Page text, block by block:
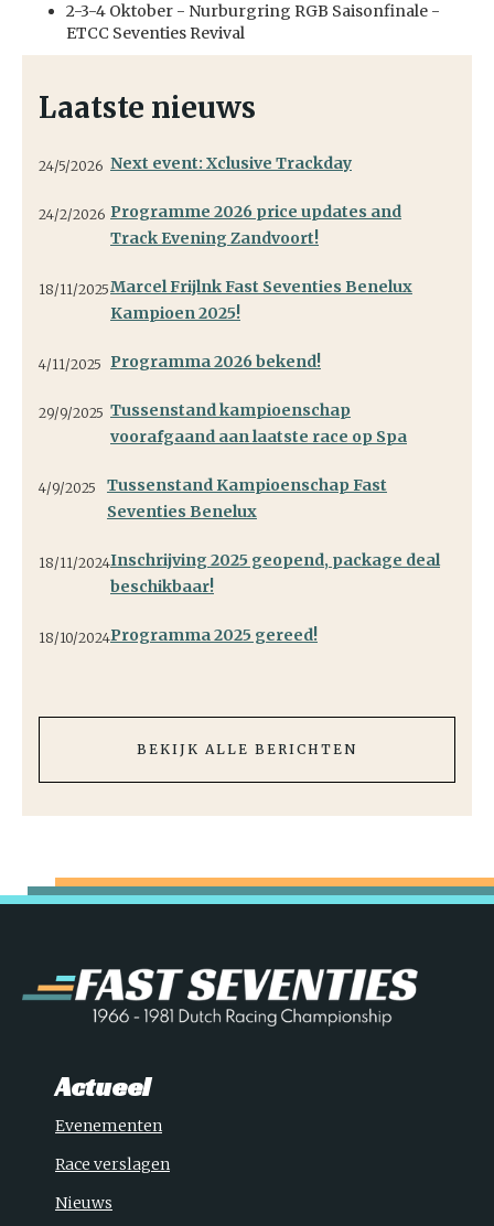
2-3-4 Oktober - Nurburgring RGB Saisonfinale -
ETCC Seventies Revival
Laatste nieuws
24/5/2026 Next event: Xclusive Trackday
24/2/2026 Programme 2026 price updates and
Track Evening Zandvoort!
18/11/2025Marcel Frijlnk Fast Seventies Benelux
Kampioen 2025!
4/11/2025 Programma 2026 bekend!
29/9/2025 Tussenstand kampioenschap
voorafgaand aan laatste race op Spa
4/9/2025
Tussenstand Kampioenschap Fast
Seventies Benelux
18/11/2024Inschrijving 2025 geopend, package deal
beschikbaar!
18/10/2024Programma 2025 gereed!
BEKIJK ALLE BERICHTEN
Actueel
Evenementen
Race verslagen
Nieuws